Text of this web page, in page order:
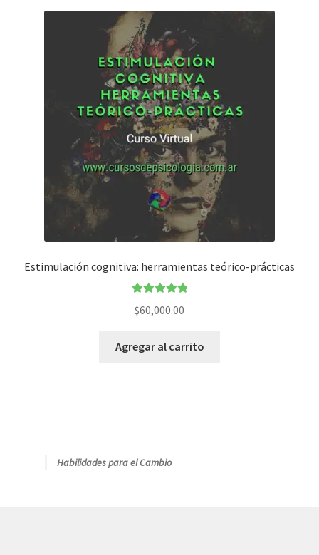
Estimulación cognitiva: herramientas teórico-prácticas
5.00
$60,000.00
Agregar al carrito
Habilidades para el Cambio